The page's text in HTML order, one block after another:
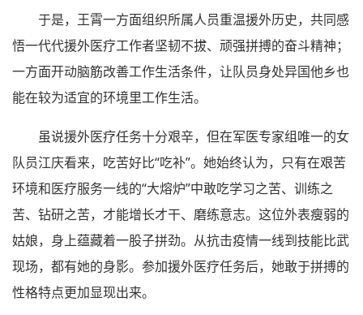
于是，王霄一方面组织所属人员重温援外历史，共同感
悟一代代援外医疗工作者坚韧不拔、顽强拼搏的奋斗精神；
一方面开动脑筋改善工作生活条件，让队员身处异国他乡也
能在较为适宜的环境里工作生活。
虽说援外医疗任务十分艰辛，但在军医专家组唯一的女
队员江庆看来，吃苦好比“吃补”。她始终认为，只有在艰苦
环境和医疗服务一线的“大熔炉”中敢吃学习之苦、训练之
苦、钻研之苦，才能增长才干、磨练意志。这位外表瘦弱的
姑娘，身上蕴藏着一股子拼劲。从抗击疫情一线到技能比武
现场，都有她的身影。参加援外医疗任务后，她敢于拼搏的
性格特点更加显现出来。